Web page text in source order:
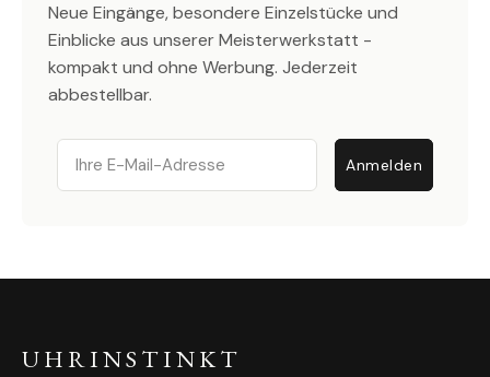
Neue Eingänge, besondere Einzelstücke und
Einblicke aus unserer Meisterwerkstatt -
kompakt und ohne Werbung. Jederzeit
abbestellbar.
Email
Anmelden
UHRINSTINKT